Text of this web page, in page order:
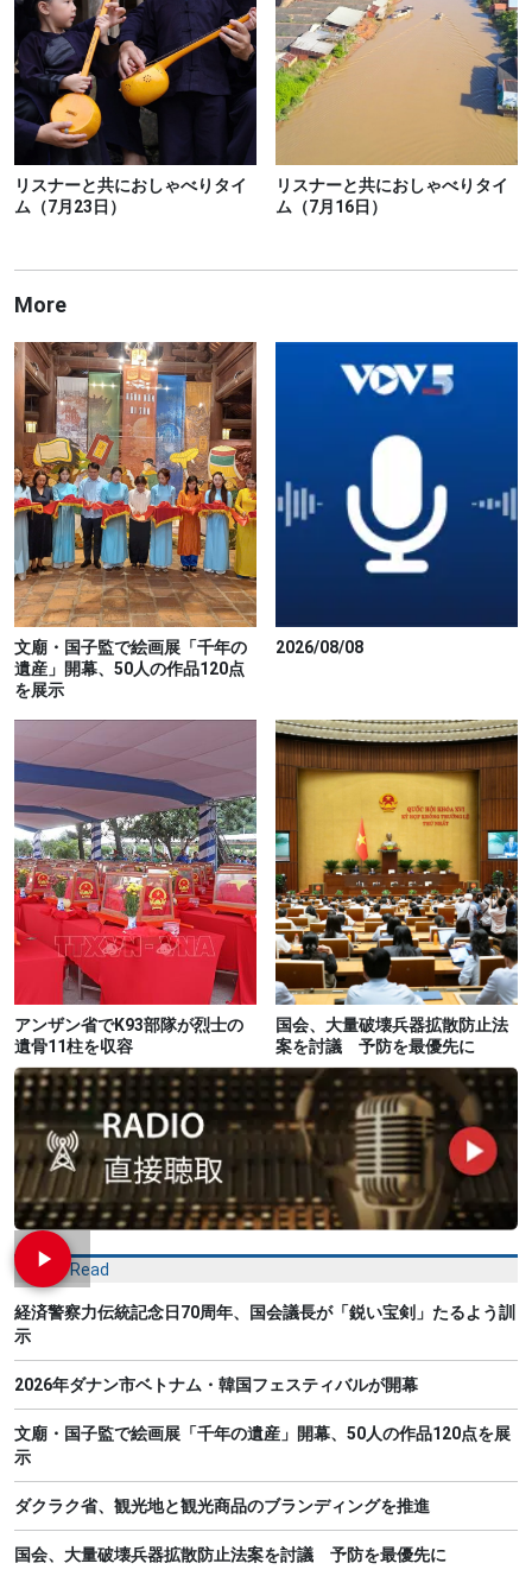
リスナーと共におしゃべりタイ
ム（7月23日）
リスナーと共におしゃべりタイ
ム（7月16日）
More
文廟・国子監で絵画展「千年の
遺産」開幕、50人の作品120点
を展示
2026/08/08
アンザン省でK93部隊が烈士の
遺骨11柱を収容
国会、大量破壊兵器拡散防止法
案を討議 予防を最優先に
Most Read
経済警察力伝統記念日70周年、国会議長が「鋭い宝剣」たるよう訓
示
2026年ダナン市ベトナム・韓国フェスティバルが開幕
文廟・国子監で絵画展「千年の遺産」開幕、50人の作品120点を展
示
ダクラク省、観光地と観光商品のブランディングを推進
国会、大量破壊兵器拡散防止法案を討議 予防を最優先に